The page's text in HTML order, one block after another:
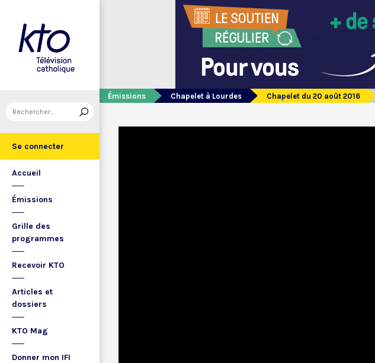
Se connecter
Accueil
Émissions
Grille des
programmes
Recevoir KTO
Articles et
dossiers
KTO Mag
Donner mon IFI
Émissions Chapelet à Lourdes Chapelet du 20 août 2016